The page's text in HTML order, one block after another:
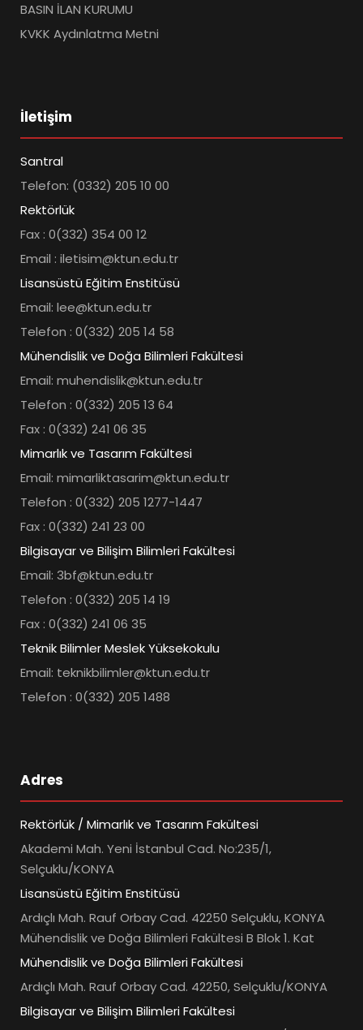
BASIN İLAN KURUMU
KVKK Aydınlatma Metni
İletişim
Santral
Telefon: (0332) 205 10 00
Rektörlük
Fax : 0(332) 354 00 12
Email : iletisim@ktun.edu.tr
Lisansüstü Eğitim Enstitüsü
Email: lee@ktun.edu.tr
Telefon : 0(332) 205 14 58
Mühendislik ve Doğa Bilimleri Fakültesi
Email: muhendislik@ktun.edu.tr
Telefon : 0(332) 205 13 64
Fax : 0(332) 241 06 35
Mimarlık ve Tasarım Fakültesi
Email: mimarliktasarim@ktun.edu.tr
Telefon : 0(332) 205 1277-1447
Fax : 0(332) 241 23 00
Bilgisayar ve Bilişim Bilimleri Fakültesi
Email: 3bf@ktun.edu.tr
Telefon : 0(332) 205 14 19
Fax : 0(332) 241 06 35
Teknik Bilimler Meslek Yüksekokulu
Email: teknikbilimler@ktun.edu.tr
Telefon : 0(332) 205 1488
Adres
Rektörlük / Mimarlık ve Tasarım Fakültesi
Akademi Mah. Yeni İstanbul Cad. No:235/1,
Selçuklu/KONYA
Lisansüstü Eğitim Enstitüsü
Ardıçlı Mah. Rauf Orbay Cad. 42250 Selçuklu, KONYA
Mühendislik ve Doğa Bilimleri Fakültesi B Blok 1. Kat
Mühendislik ve Doğa Bilimleri Fakültesi
Ardıçlı Mah. Rauf Orbay Cad. 42250, Selçuklu/KONYA
Bilgisayar ve Bilişim Bilimleri Fakültesi